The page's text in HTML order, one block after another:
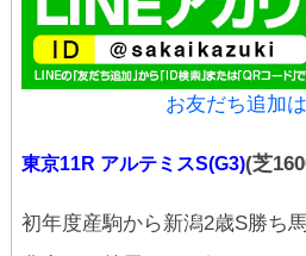
お友だち追加
東京11R アルテミスS(G3)(芝
初年度産駒から新潟2歳S勝ち